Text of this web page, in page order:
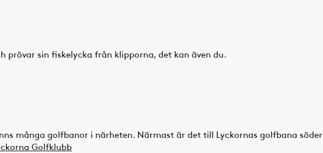
prövar sin fiskelycka från klipporna, det kan även du.
många golfbanor i närheten. Närmast är det till Lyckornas golfbana söder
Golfklubb